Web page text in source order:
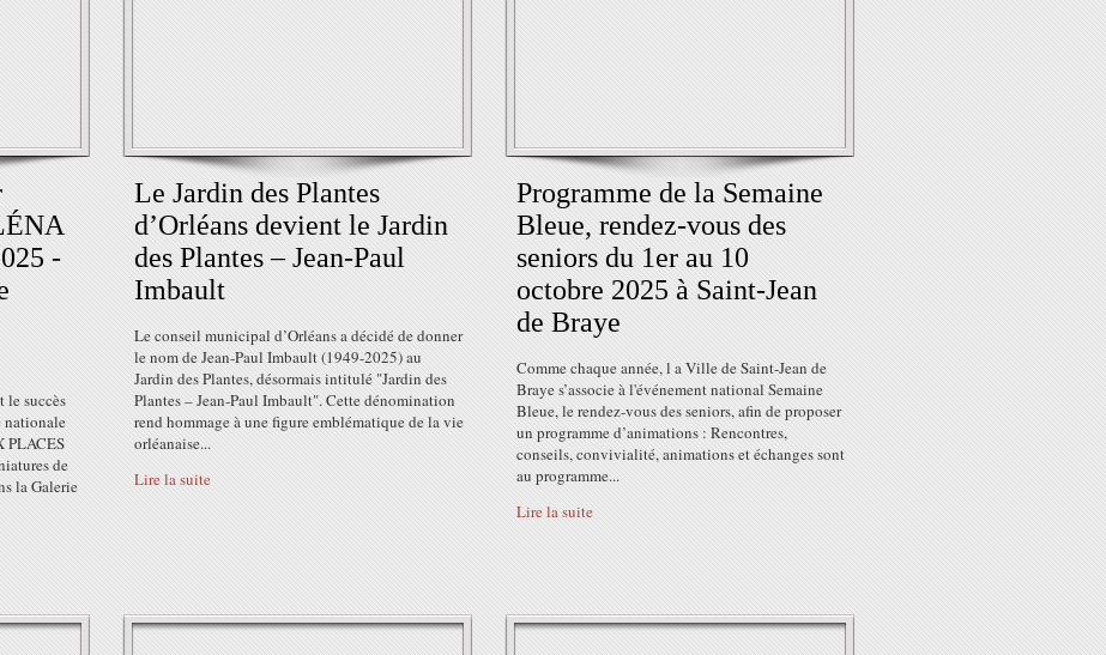
-
le succès
nationale
PLACES
de
la Galerie
Le Jardin des Plantes
d’Orléans devient le Jardin
des Plantes – Jean-Paul
Imbault
Le conseil municipal d’Orléans a décidé de donner
le nom de Jean-Paul Imbault (1949-2025) au
Jardin des Plantes, désormais intitulé "Jardin des
Plantes – Jean-Paul Imbault". Cette dénomination
rend hommage à une figure emblématique de la vie
orléanaise...
Lire la suite
Programme de la Semaine
Bleue, rendez-vous des
seniors du 1er au 10
octobre 2025 à Saint-Jean
de Braye
Comme chaque année, l a Ville de Saint-Jean de
Braye s’associe à l'événement national Semaine
Bleue, le rendez-vous des seniors, afin de proposer
un programme d’animations : Rencontres,
conseils, convivialité, animations et échanges sont
au programme...
Lire la suite